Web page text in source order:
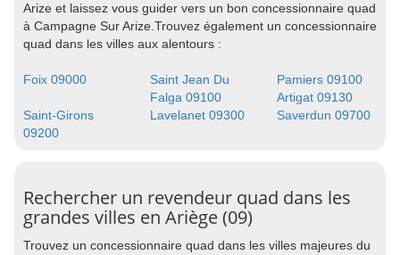
Arize et laissez vous guider vers un bon concessionnaire quad
à Campagne Sur Arize.Trouvez également un concessionnaire
quad dans les villes aux alentours :
Foix 09000
Saint Jean Du
Falga 09100
Pamiers 09100
Artigat 09130
Saint-Girons
09200
Lavelanet 09300 Saverdun 09700
Rechercher un revendeur quad dans les
grandes villes en Ariège (09)
Trouvez un concessionnaire quad dans les villes majeures du